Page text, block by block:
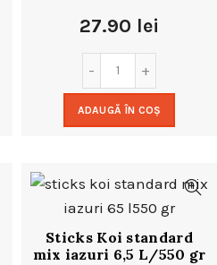
27.90 lei
ADAUGĂ ÎN COȘ
Sticks Koi standard
mix iazuri 6,5 L/550 gr